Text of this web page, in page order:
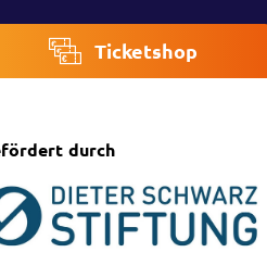
Ticketshop
durch